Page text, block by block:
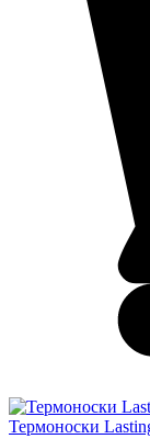
Термоноски